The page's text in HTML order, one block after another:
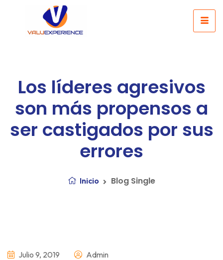
Los líderes agresivos
son más propensos a
ser castigados por sus
errores
Inicio Blog Single
Julio 9, 2019 Admin